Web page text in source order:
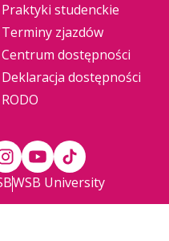
Praktyki studenckie
Terminy zjazdów
Centrum dostępności
Deklaracja dostępności
RODO
WSB University